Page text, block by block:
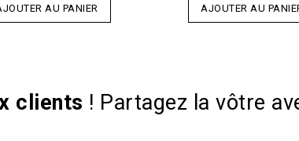
AU PANIER AJOUTER AU
clients ! Partagez la vôtre